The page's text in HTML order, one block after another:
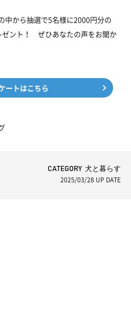
中から抽選で5名様に2000円分の
ゼント！ ぜひあなたの声をお聞か
ートはこちら
CATEGORY 犬と暮らす
2025/03/28 UP DATE